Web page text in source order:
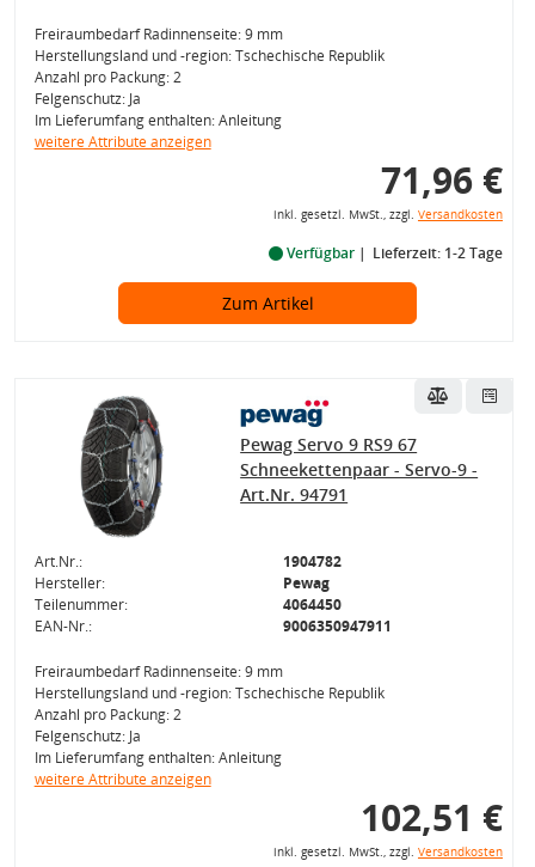
Freiraumbedarf Radinnenseite: 9 mm
Herstellungsland und -region: Tschechische Republik
Anzahl pro Packung: 2
Felgenschutz: Ja
Im Lieferumfang enthalten: Anleitung
weitere Attribute anzeigen
71,96 €
inkl. gesetzl. MwSt., zzgl. Versandkosten
Verfügbar Lieferzeit: 1-2 Tage
Zum Artikel
Pewag Servo 9 RS9 67
Schneekettenpaar - Servo-9 -
Art.Nr. 94791
Art.Nr.:
1904782
Hersteller:
Pewag
Teilenummer:
4064450
EAN-Nr.:
9006350947911
Freiraumbedarf Radinnenseite: 9 mm
Herstellungsland und -region: Tschechische Republik
Anzahl pro Packung: 2
Felgenschutz: Ja
Im Lieferumfang enthalten: Anleitung
weitere Attribute anzeigen
102,51 €
inkl. gesetzl. MwSt., zzgl. Versandkosten